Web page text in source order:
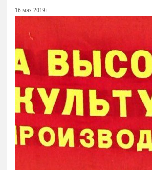
16 мая 2019 г.